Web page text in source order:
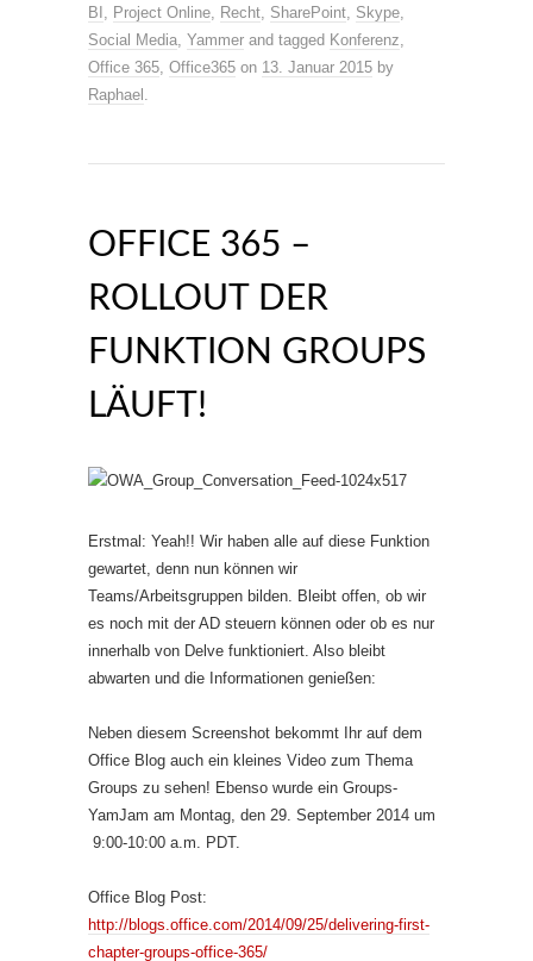
BI , Project Online, Recht, SharePoint, Skype,
Social Media, Yammer and tagged Konferenz,
Office 365, Office365 on 13. Januar 2015 by
Raphael .
OFFICE 365 –
ROLLOUT DER
FUNKTION GROUPS
LÄUFT!
Erstmal: Yeah!! Wir haben alle auf diese Funktion
gewartet, denn nun können wir
Teams/Arbeitsgruppen bilden. Bleibt offen, ob wir
es noch mit der AD steuern können oder ob es nur
innerhalb von Delve funktioniert. Also bleibt
abwarten und die Informationen genießen:
Neben diesem Screenshot bekommt Ihr auf dem
Office Blog auch ein kleines Video zum Thema
Groups zu sehen! Ebenso wurde ein Groups-
YamJam am Montag, den 29. September 2014 um
9:00-10:00 a.m. PDT.
Office Blog Post:
http://blogs.office.com/2014/09/25/delivering-first-
chapter-groups-office-365/